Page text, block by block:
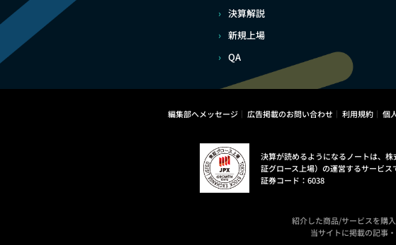
決算解説
新規上場
QA
編集部へメッセージ 広告掲載のお問い合わせ 利用規約 個
決算が読めるようになるノートは、
証グロース上場）の運営するサービス
証券コード：6038
紹介した商品/サービスを購
当サイトに掲載の記事